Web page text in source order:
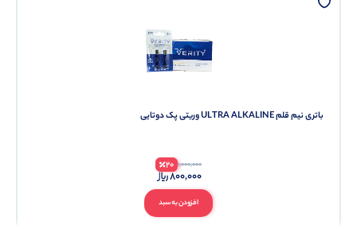
باتری نیم قلم ULTRA ALKALINE وریتی پک دوتایی
افزودن به سبد
1,000,000
20
800,000